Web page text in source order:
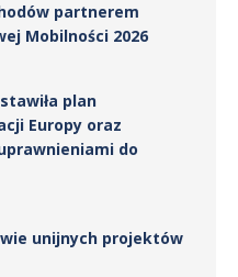
partnerem
Mobilności 2026
plan
Europy oraz
do
unijnych projektów